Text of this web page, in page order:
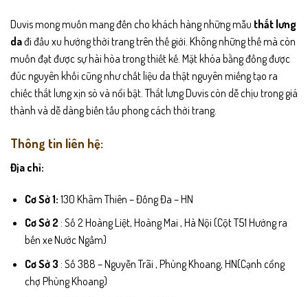
Duvis mong muốn mang đến cho khách hàng những mẫu thắt lưng
dađi đầu xu hướng thời trang trên thế giới. Không những thế mà còn
muốn đạt được sự hài hòa trong thiết kế. Mặt khóa bằng đồng được
đúc nguyên khối cũng như chất liệu da thật nguyên miếng tạo ra
chiếc thắt lưng xịn sò và nổi bật. Thắt lưng Duvis còn dễ chịu trong giá
thành và dễ dàng biến tấu phong cách thời trang.
Thông tin liên hệ:
Địa chỉ:
Cơ Sở 1: 130 Khâm Thiên – Đống Đa – HN
Cơ Sở 2 : Số 2 Hoàng Liệt, Hoàng Mai , Hà Nội (Cột T51 Hướng ra
bến xe Nước Ngầm)
Cơ Sở 3 : Số 388 – Nguyễn Trãi , Phùng Khoang, HN(Cạnh cổng
chợ Phùng Khoang)